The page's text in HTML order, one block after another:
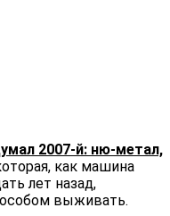
2007-й: ню-метал,
как машина
лет назад,
выживать.